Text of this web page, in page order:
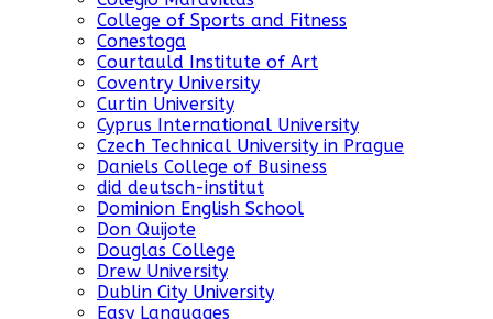
College of Sports and Fitness
Conestoga
Courtauld Institute of Art
Coventry University
Curtin University
Cyprus International University
Czech Technical University in Prague
Daniels College of Business
did deutsch-institut
Dominion English School
Don Quijote
Douglas College
Drew University
Dublin City University
Easy Languages